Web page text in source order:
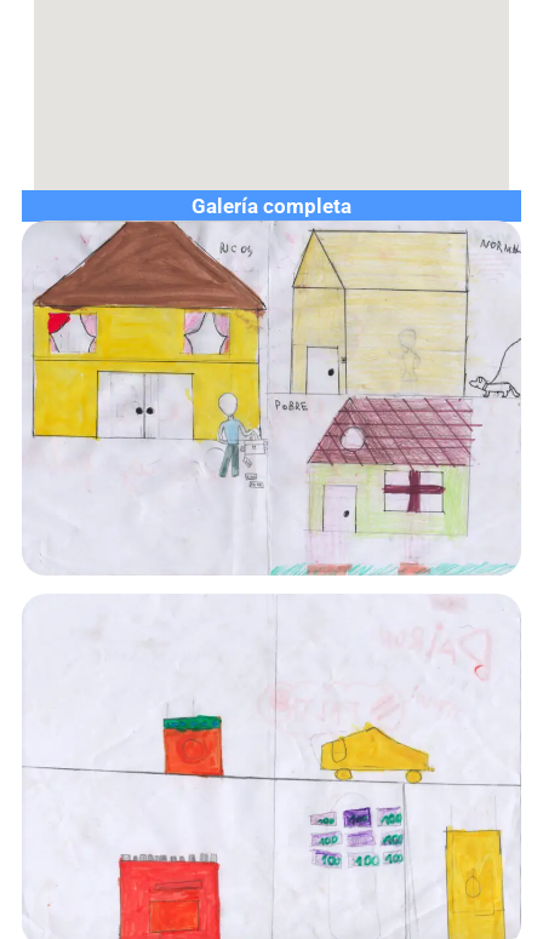
Galería completa